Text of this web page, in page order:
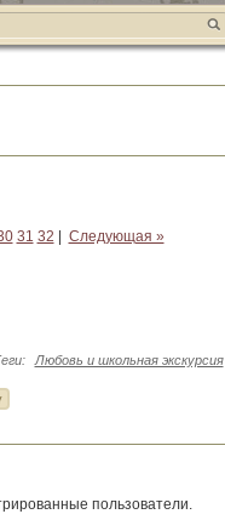
31 32 Следующая »
: Любовь и школьная экскурсия
пользователи.